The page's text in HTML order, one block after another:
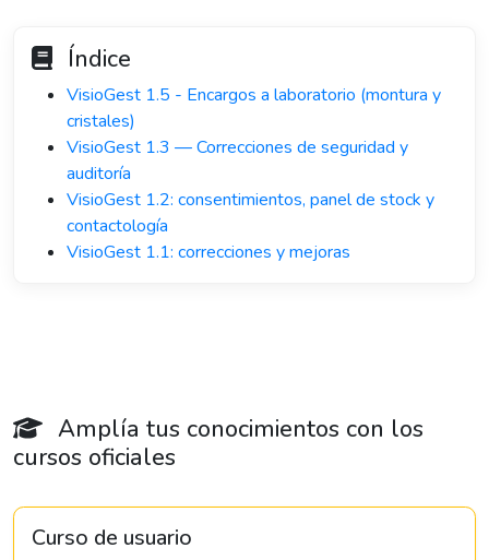
Índice
VisioGest 1.5 - Encargos a laboratorio (montura y
cristales)
VisioGest 1.3 — Correcciones de seguridad y
auditoría
VisioGest 1.2: consentimientos, panel de stock y
contactología
VisioGest 1.1: correcciones y mejoras
Amplía tus conocimientos con los
cursos oficiales
Curso de usuario